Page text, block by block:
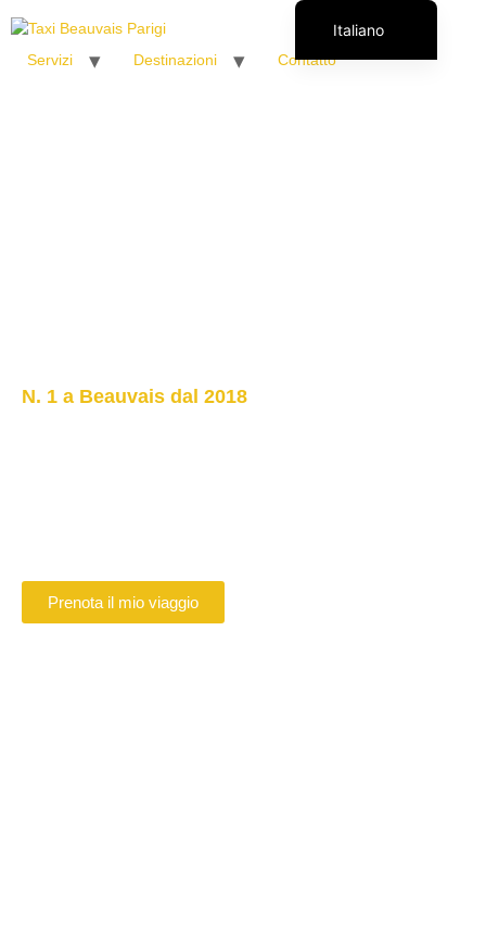
Servizi Destinazioni Contatto
N. 1 a Beauvais dal 2018
Prenota il mio viaggio
Italiano
Français